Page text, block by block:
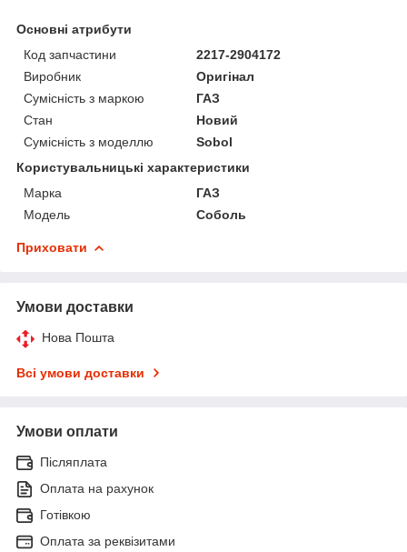
Основні атрибути
Код запчастини
2217-2904172
Виробник
Оригінал
Сумісність з маркою
ГАЗ
Стан
Новий
Сумісність з моделлю
Sobol
Користувальницькі характеристики
Марка
ГАЗ
Мoдель
Соболь
Приховати
Умови доставки
Нова Пошта
Всі умови доставки
Умови оплати
Післяплата
Оплата на рахунок
Готівкою
Оплата за реквізитами